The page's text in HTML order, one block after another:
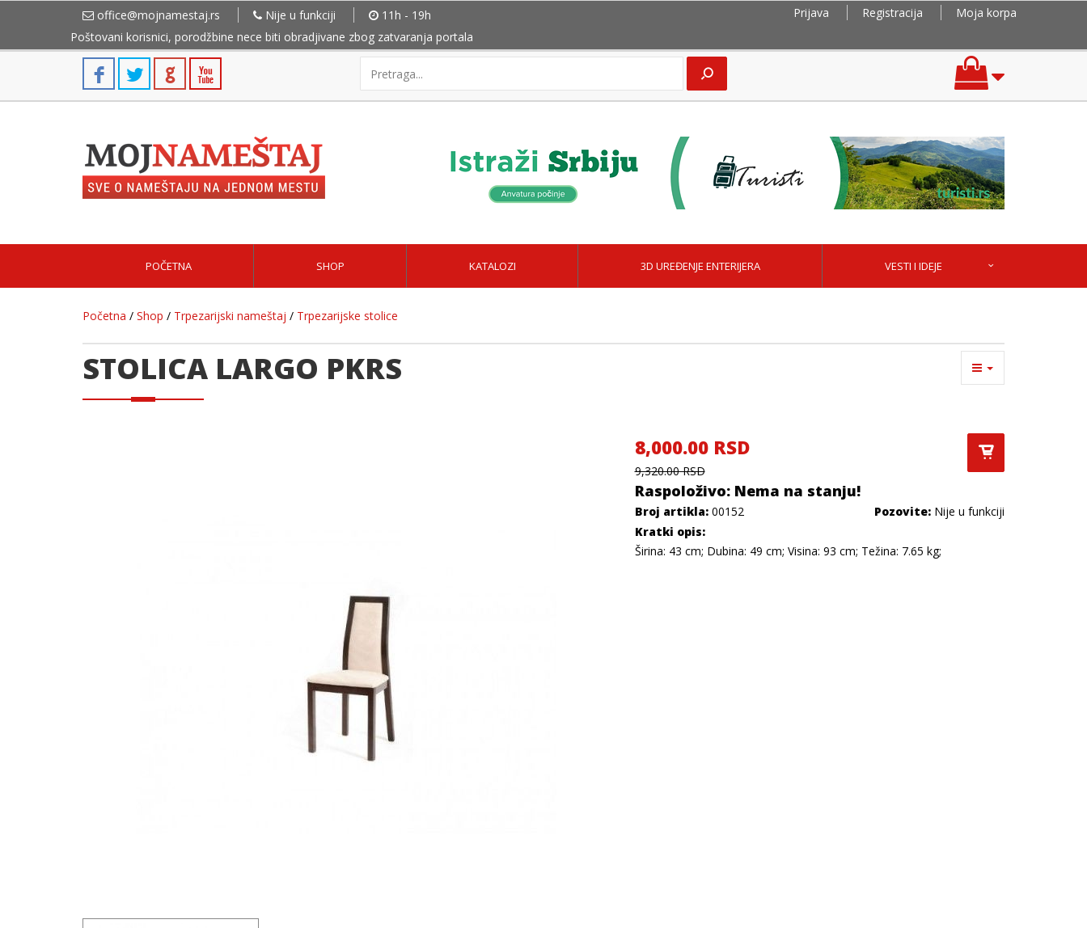
office@mojnamestaj.rs Nije u funkciji 11h - 19h Prijava Registracija
Moja korpa
Poštovani korisnici, porodžbine nece biti obradjivane zbog zatvaranja portala
POČETNA SHOP KATALOZI 3D UREĐENJE ENTERIJERA VESTI I IDEJE
Početna / Shop / Trpezarijski nameštaj / Trpezarijske stolice
STOLICA LARGO PKRS
8,000.00 RSD
9,320.00 RSD
Raspoloživo: Nema na stanju!
Broj artikla:00152 Pozovite: Nije u funkciji
Kratki opis:
Širina: 43 cm; Dubina: 49 cm; Visina: 93 cm; Težina: 7.65 kg;